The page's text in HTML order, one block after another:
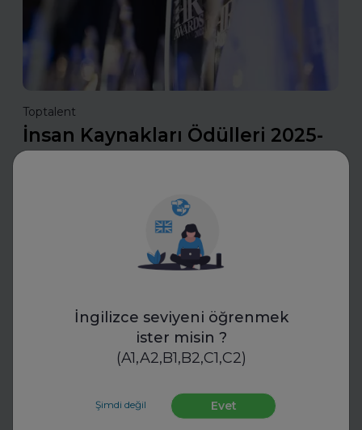
İngilizce seviyeni öğrenmek
ister misin ?
(A1,A2,B1,B2,C1,C2)
Şimdi değil Evet
Toptalent
İnsan Kaynakları Ödülleri 2025-
İnsan Kaynakları Ödülleri, şirketiniz için bir tanıtım fırsatı
olabilir. En iyi uygulamalarınızı tanıtarak sektördeki öncü
konumunuzu güçlendirin ve değerli başarılarınızı
İş Hayatında Başarı